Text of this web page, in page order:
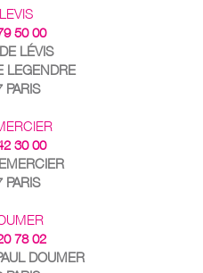
LEVIS
50 00
LÉVIS
LEGENDRE
PARIS
30 00
PARIS
78 02
DOUMER